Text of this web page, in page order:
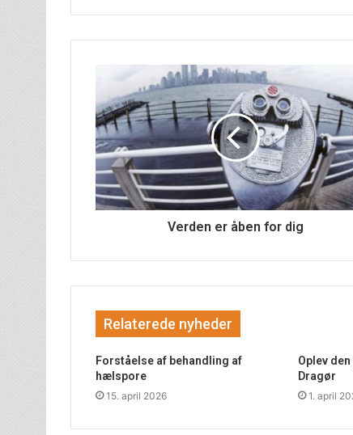
Verden er åben for dig
Relaterede nyheder
Forståelse af behandling af
hælspore
15. april 2026
Oplev
Dragør
1. april